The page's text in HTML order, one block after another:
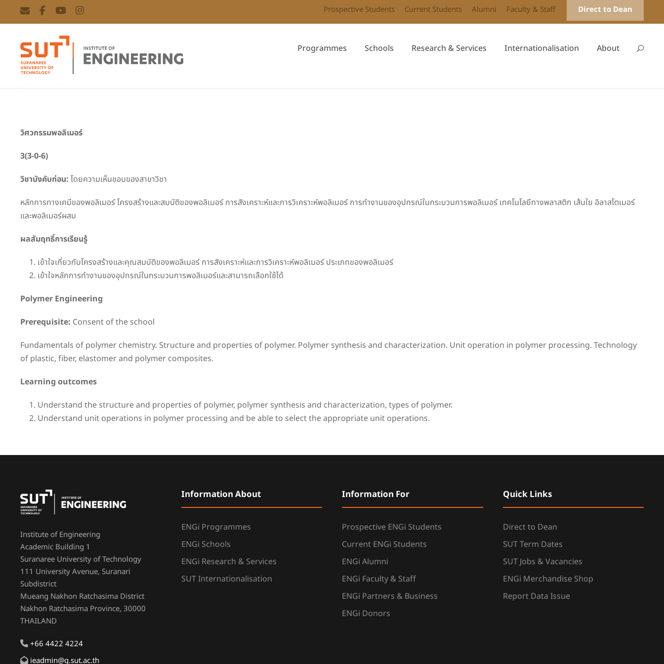
Prospective Students Current Students Alumni Faculty & Staff Direct to Dean
Programmes Schools Research & Services Internationalisation About
วิศวกรรมพอลิเมอร์
3(3-0-6)
วิชาบังคับก่อน: โดยความเห็นชอบของสาขาวิชา
หลักการทางเคมีของพอลิเมอร์ โครงสร้างและสมบัติของพอลิเมอร์ การสังเคราะห์และการวิเคราะห์พอลิเมอร์ การทำงานของอุปกรณ์ในกระบวนการพอลิเมอร์ เทคโนโลยีทางพลาสติก เส้นใย อิลาสโตเมอร์
และพอลิเมอร์ผสม
ผลสัมฤทธิ์การเรียนรู้
เข้าใจเกี่ยวกับโครงสร้างและคุณสมบัติของพอลิเมอร์ การสังเคราะห์และการวิเคราะห์พอลิเมอร์ ประเภทของพอลิเมอร์
เข้าใจหลักการทำงานของอุปกรณ์ในกระบวนการพอลิเมอร์และสามารถเลือกใช้ได้
Polymer Engineering
Prerequisite: Consent of the school
Fundamentals of polymer chemistry. Structure and properties of polymer. Polymer synthesis and characterization. Unit operation in polymer processing. Technology
of plastic, fiber, elastomer and polymer composites.
Learning outcomes
Understand the structure and properties of polymer, polymer synthesis and characterization, types of polymer.
Understand unit operations in polymer processing and be able to select the appropriate unit operations.
Institute of Engineering
Academic Building 1
Suranaree University of Technology
111 University Avenue, Suranari
Subdistrict
Mueang Nakhon Ratchasima District
Nakhon Ratchasima Province, 30000
THAILAND
+66 4422 4224
ieadmin@g.sut.ac.th
Information About
ENGi Programmes
ENGi Schools
ENGi Research & Services
SUT Internationalisation
Information For
Prospective ENGi Students
Current ENGi Students
ENGi Alumni
ENGi Faculty & Staff
ENGi Partners & Business
ENGi Donors
Quick Links
Direct to Dean
SUT Term Dates
SUT Jobs & Vacancies
ENGi Merchandise Shop
Report Data Issue